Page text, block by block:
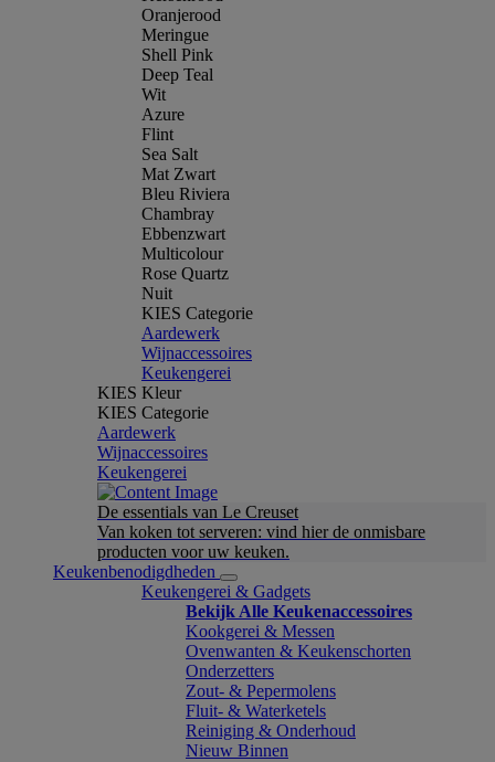
Oranjerood
Meringue
Shell Pink
Deep Teal
Wit
Azure
Flint
Sea Salt
Mat Zwart
Bleu Riviera
Chambray
Ebbenzwart
Multicolour
Rose Quartz
Nuit
KIES Categorie
Aardewerk
Wijnaccessoires
Keukengerei
KIES Kleur
KIES Categorie
Aardewerk
Wijnaccessoires
Keukengerei
De essentials van Le Creuset
Van koken tot serveren: vind hier de onmisbare
producten voor uw keuken.
Keukenbenodigdheden
Keukengerei & Gadgets
Bekijk Alle Keukenaccessoires
Kookgerei & Messen
Ovenwanten & Keukenschorten
Onderzetters
Zout- & Pepermolens
Fluit- & Waterketels
Reiniging & Onderhoud
Nieuw Binnen